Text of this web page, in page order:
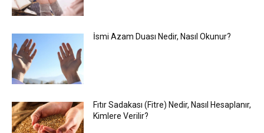
İsmi Azam Duası Nedir, Nasıl Okunur?
Fıtır Sadakası (Fitre) Nedir, Nasıl Hesaplanır,
Kimlere Verilir?